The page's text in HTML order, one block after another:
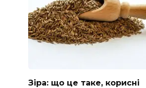
Зіра: що це таке, корисні